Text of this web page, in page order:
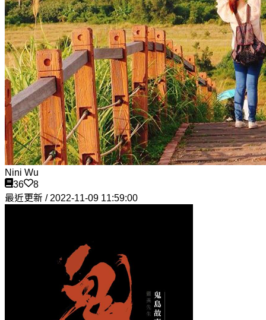
Nini Wu
36
8
最近更新 / 2022-11-09 11:59:00